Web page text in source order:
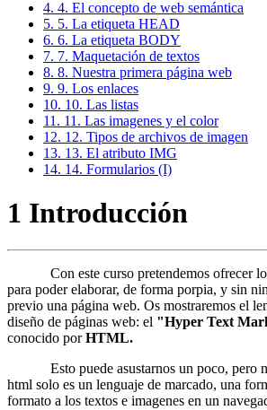
4. 4. El concepto de web semántica
5. 5. La etiqueta HEAD
6. 6. La etiqueta BODY
7. 7. Maquetación de textos
8. 8. Nuestra primera página web
9. 9. Los enlaces
10. 10. Las listas
11. 11. Las imagenes y el color
12. 12. Tipos de archivos de imagen
13. 13. El atributo IMG
14. 14. Formularios (I)
1 Introducción
Con este curso pretendemos ofrecer los
para poder elaborar, de forma porpia, y sin
previo una página web. Os mostraremos el
diseño de páginas web: el "Hyper Text
conocido porHTML.
Esto puede asustarnos un poco, pero
html solo es un lenguaje de marcado, una
formato a los textos e imagenes en un